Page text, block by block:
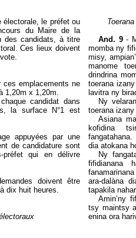
électorale, le préfet ou
du Maire de la
des candidats, à titre
Ces lieux doivent
ces emplacements ne
1,20m x 1,20m.
candidat dans
la surface N°1 est
appuyées par une
de candidature sont
qui en délivre
doivent être
dix huit heures.
And. 9-
momba ny
misy,
manome
drindrina
toerana
lavitra ny
Ny
toerana
Asiana
kofidina
fangatahana.
dia atokana
Ny
fifidianana
ara-dalàna
tapakila
Amin’ny
tsy maintsy
enina ora